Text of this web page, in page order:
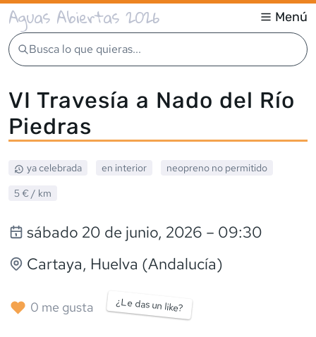
Aguas Abiertas 2026 Menú
Busca lo que quieras...
VI Travesía a Nado del Río
Piedras
ya celebrada en interior neopreno no permitido
5 € / km
sábado 20 de junio, 2026 – 09:30
Cartaya, Huelva (Andalucía)
0 me gusta ¿Le das un like?